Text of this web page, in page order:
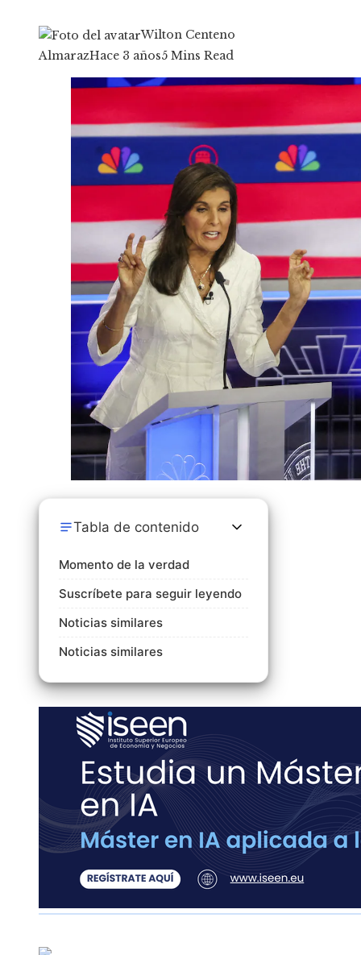
Wilton Centeno
AlmarazHace 3 años5 Mins Read
Tabla de contenido
Momento de la verdad
Suscríbete para seguir leyendo
Noticias similares
Noticias similares